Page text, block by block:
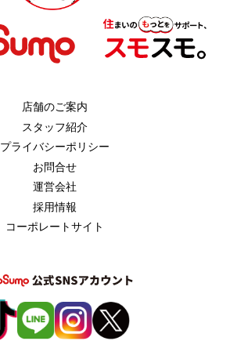
店舗のご案内
スタッフ紹介
プライバシーポリシー
お問合せ
運営会社
採用情報
コーポレートサイト